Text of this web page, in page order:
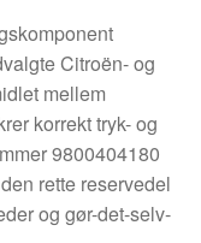
Citroën- og
mellem
korrekt tryk- og
9800404180
rette reservedel
og gør-det-selv-